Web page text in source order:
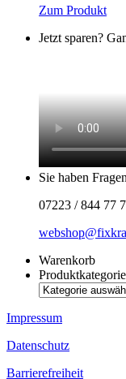
Zum Produkt
Jetzt sparen?
Sie haben
07223 / 844 77
Warenkorb
Impressum
Datenschutz
Barrierefreiheit